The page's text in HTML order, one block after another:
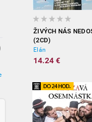
ŽIVÝCH NÁS
(2CD)
Elán
14.24 €